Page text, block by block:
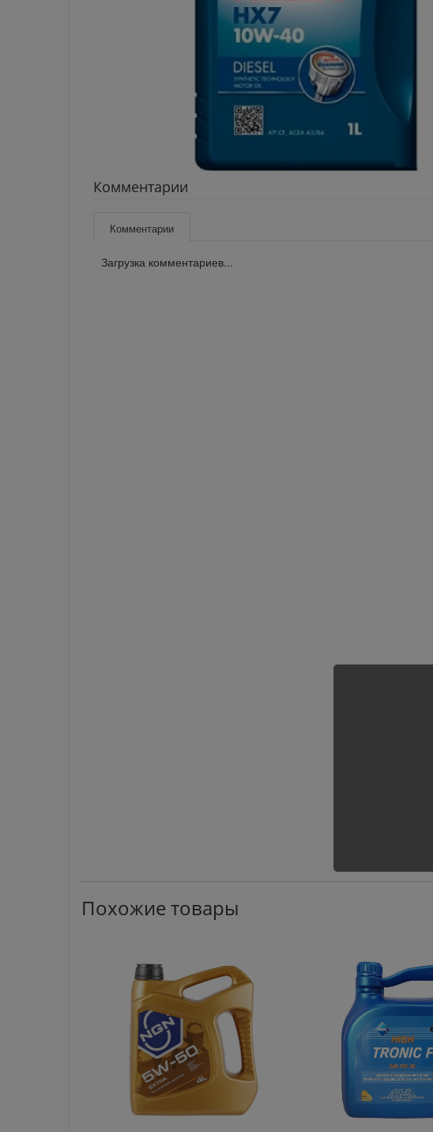
Комментарии
Комментарии
Загрузка комментариев...
Похожие товары